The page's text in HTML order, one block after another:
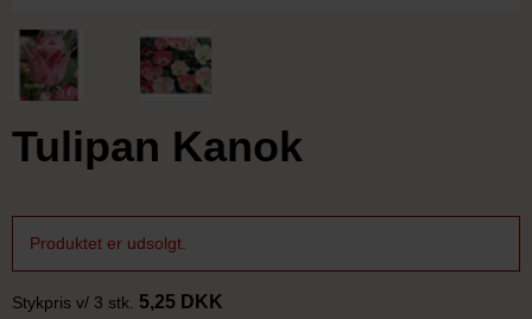
Tulipan Kanok
Produktet er udsolgt.
Stykpris v/ 3 stk. 5,25 DKK